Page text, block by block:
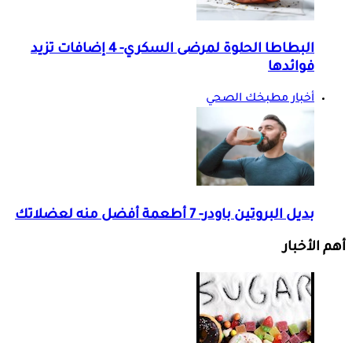
البطاطا الحلوة لمرضى السكري- 4 إضافات تزيد
فوائدها
أخبار مطبخك الصحي
بديل البروتين باودر- 7 أطعمة أفضل منه لعضلاتك
أهم الأخبار